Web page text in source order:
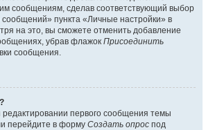
сообщениям, сделав соответствующий выбор
пункта «Личные настройки» в
на это, вы сможете отменить добавление
убрав флажок Присоединить
сообщения.
первого сообщения темы
перейдите в форму Создать опрос под